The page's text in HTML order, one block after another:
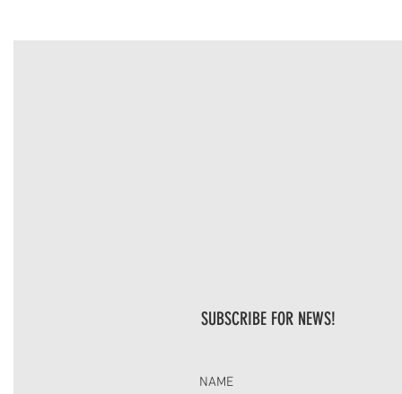
SUBSCRIBE FOR NEWS!